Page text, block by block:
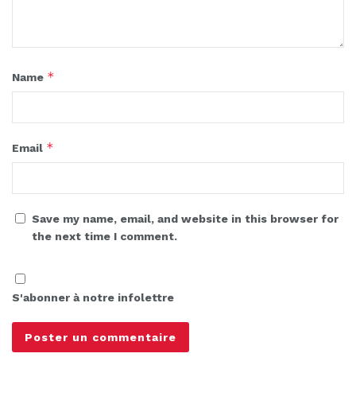
Name *
Email *
Save my name, email, and website in this browser for
the next time I comment.
S'abonner à notre infolettre